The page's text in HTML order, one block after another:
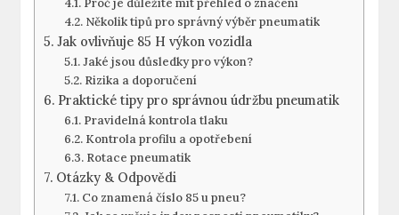
Proč je důležité mit přehled o značení
Několik tipů pro správný výběr pneumatik
Jak ovlivňuje 85 H výkon vozidla
Jaké jsou důsledky pro výkon?
Rizika a doporučení
Praktické tipy pro správnou údržbu pneumatik
Pravidelná kontrola tlaku
Kontrola profilu a opotřebení
Rotace pneumatik
Otázky & Odpovědi
Co znamená číslo 85 u pneu?